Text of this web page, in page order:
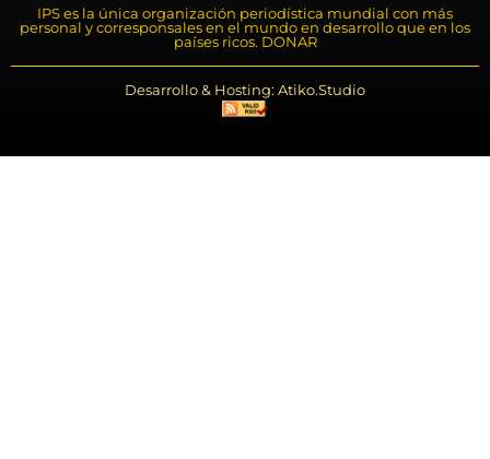
IPS es la única organización periodística mundial con más
personal y corresponsales en el mundo en desarrollo que en los
países ricos. DONAR
Desarrollo & Hosting: Atiko.Studio